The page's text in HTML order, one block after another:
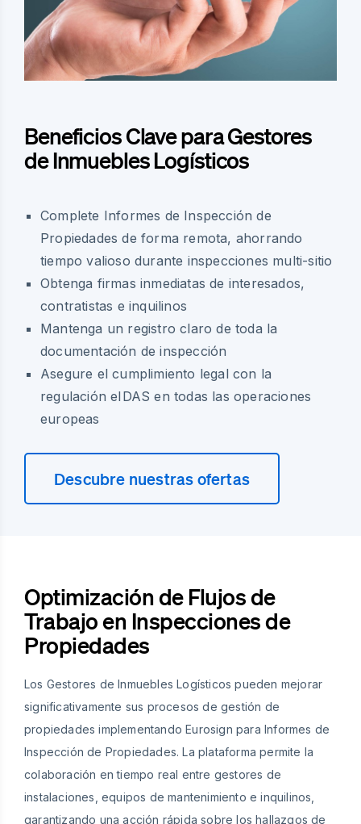
Beneficios Clave para Gestores
de Inmuebles Logísticos
Complete Informes de Inspección de
Propiedades de forma remota, ahorrando
tiempo valioso durante inspecciones multi-sitio
Obtenga firmas inmediatas de interesados,
contratistas e inquilinos
Mantenga un registro claro de toda la
documentación de inspección
Asegure el cumplimiento legal con la
regulación eIDAS en todas las operaciones
europeas
Descubre nuestras ofertas
Optimización de Flujos de
Trabajo en Inspecciones de
Propiedades
Los Gestores de Inmuebles Logísticos pueden mejorar
significativamente sus procesos de gestión de
propiedades implementando Eurosign para Informes de
Inspección de Propiedades. La plataforma permite la
colaboración en tiempo real entre gestores de
instalaciones, equipos de mantenimiento e inquilinos,
garantizando una acción rápida sobre los hallazgos de